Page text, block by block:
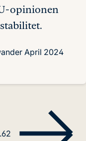
opinionen
April 2024
62